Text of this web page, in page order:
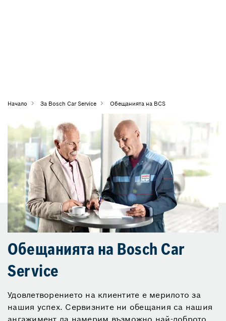
Начало За Bosch Car Service Обещанията на BCS
Обещанията на Bosch Car
Service
Удовлетворението на клиентите е мерилото за
нашия успех. Сервизните ни обещания са нашия